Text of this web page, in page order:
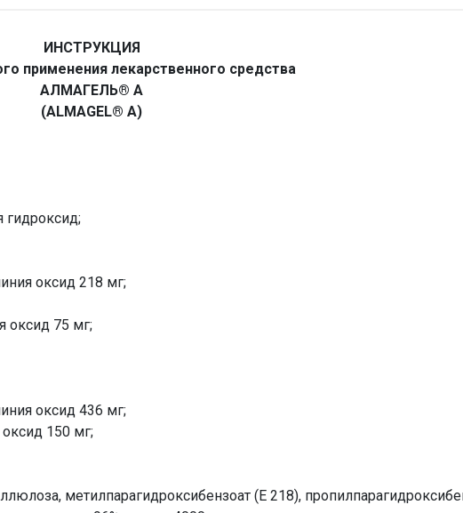
ИНСТРУКЦИЯ
применения лекарственного средства
АЛМАГЕЛЬ® А
(ALMAGEL® А)
оксид 218 мг;
оксид 75 мг;
оксид 436 мг;
150 мг;
метилпарагидроксибензоат (Е 218),